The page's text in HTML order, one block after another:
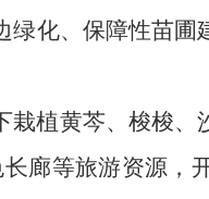
化、保障性苗
植黄芩、梭梭
廊等旅游资源，